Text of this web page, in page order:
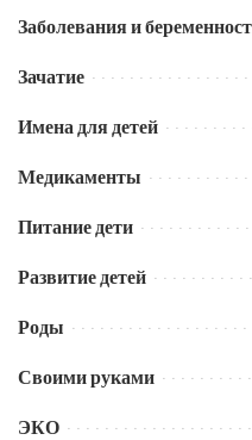
Заболевания и
Зачатие
Имена для детей
Медикаменты
Питание дети
Развитие детей
Роды
Своими руками
ЭКО